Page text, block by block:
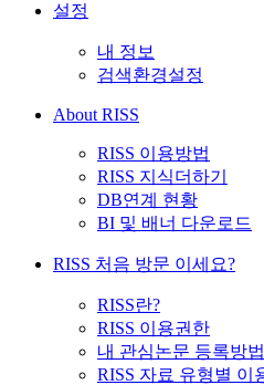
설정
내 정보
검색환경설정
About RISS
RISS 이용방법
RISS 지식더하기
DB연계 현황
BI 및 배너 다운로드
RISS 처음 방문 이세요?
RISS란?
RISS 이용권한
내 관심논문 등록방법
RISS 자료 유형별 이